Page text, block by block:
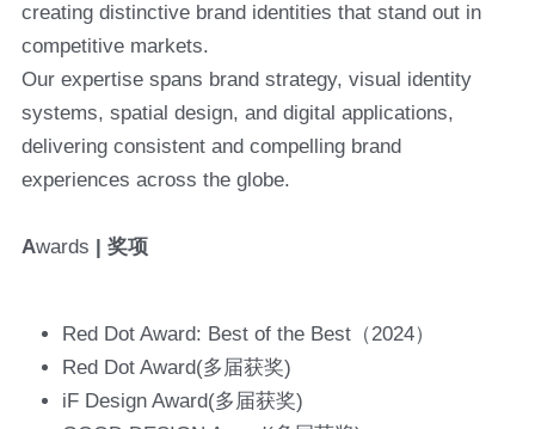
creating distinctive brand identities that stand out in
competitive markets.
Our expertise spans brand strategy, visual identity
systems, spatial design, and digital applications,
delivering consistent and compelling brand
experiences across the globe.
Awards | 奖项
Red Dot Award: Best of the Best（2024）
Red Dot Award(多届获奖)
iF Design Award(多届获奖)